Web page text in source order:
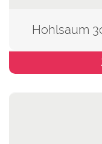
Hohlsaum